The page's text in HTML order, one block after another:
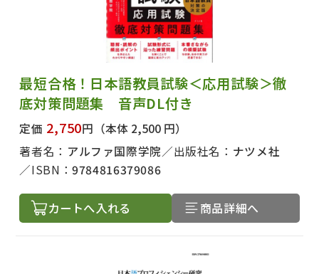
最短合格！日本語教員試験＜応用試験＞徹
底対策問題集 音声DL付き
定価 2,750円 （本体 2,500 円）
著者名： アルファ国際学院 出版社名： ナツメ社
ISBN：9784816379086
カートへ入れる 商品詳細へ